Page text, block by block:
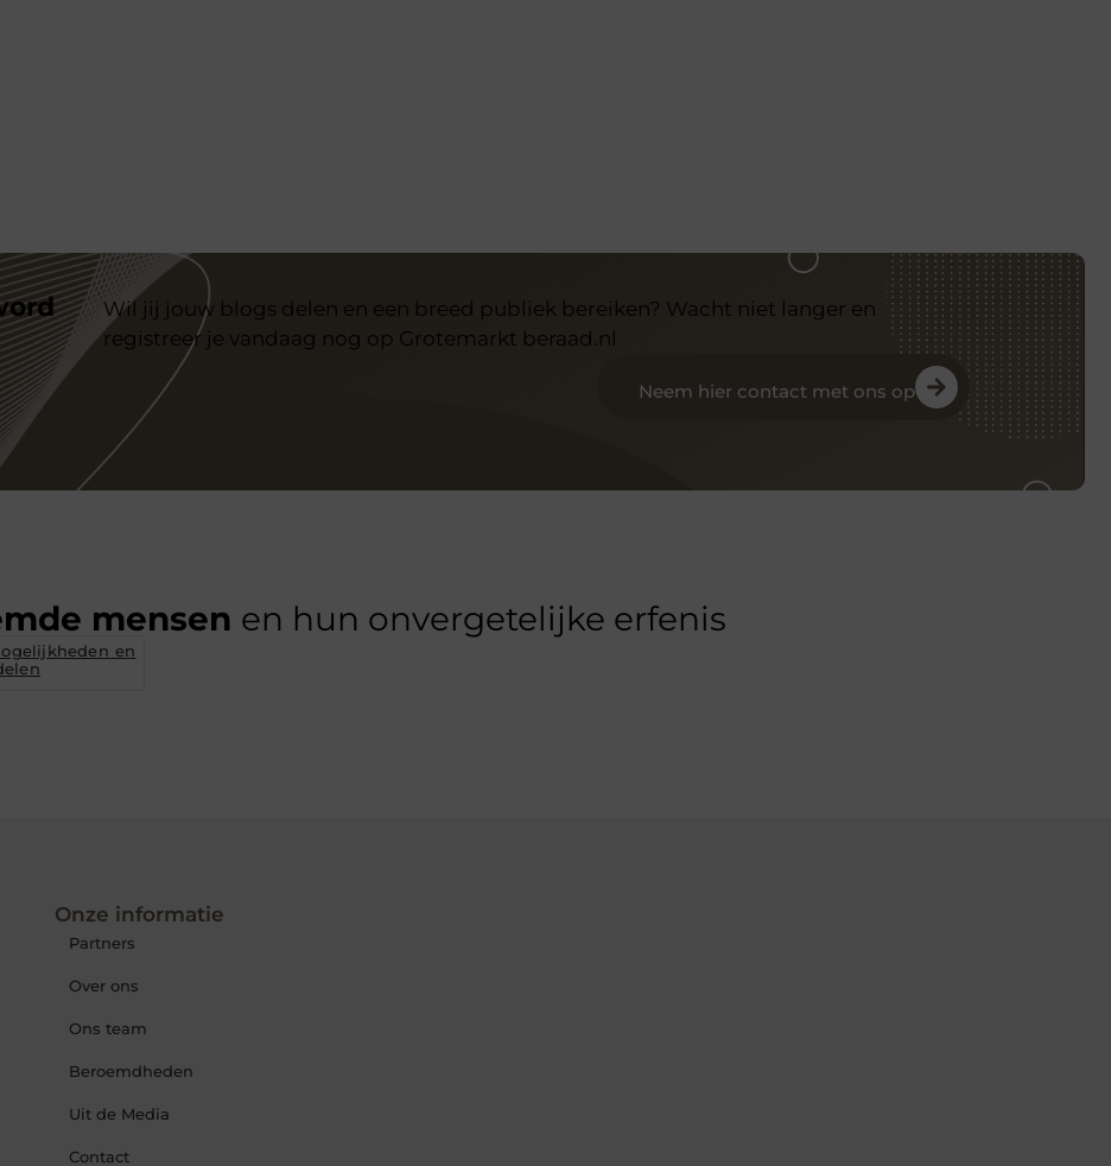
Wil jij jouw blogs delen en een breed publiek bereiken? Wacht niet langer en
registreer je vandaag nog op Grotemarkt beraad.nl
Neem hier contact met ons op
mensen en hun onvergetelijke erfenis
en
Onze informatie
Partners
Over ons
Ons team
Beroemdheden
Uit de Media
Contact